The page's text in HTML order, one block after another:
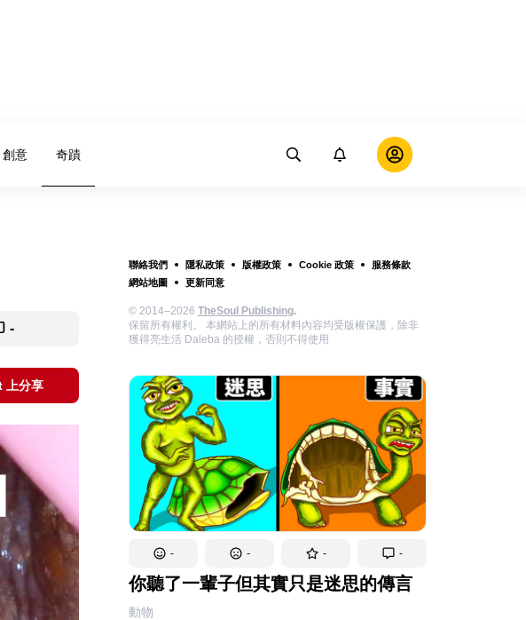
創意 奇蹟
聯絡我們 隱私政策 版權政策 Cookie 政策
服務條款
網站地圖
更新同意
© 2014–2026 TheSoul Publishing.
保留所有權利。 本網站上的所有材料內容均受版權保護，除非
獲得亮生活 Daleba 的授權，否則不得使用
- - - -
你聽了一輩子但其實只是迷思的傳言
動物
-
上分享